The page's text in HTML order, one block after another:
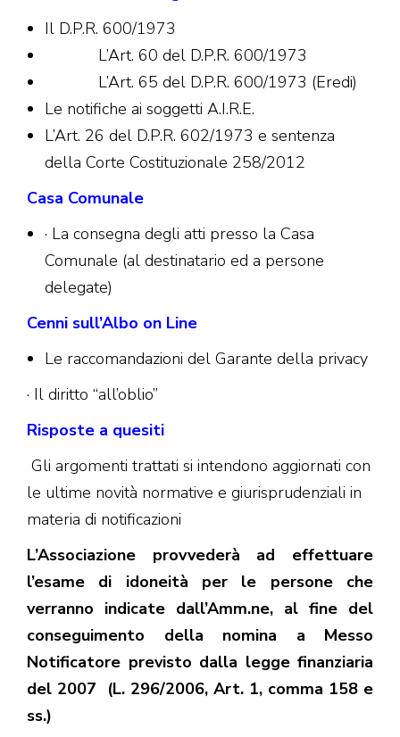
Il D.P.R. 600/1973
L’Art. 60 del D.P.R. 600/1973
L’Art. 65 del D.P.R. 600/1973 (Eredi)
Le notifiche ai soggetti A.I.R.E.
L’Art. 26 del D.P.R. 602/1973 e sentenza
della Corte Costituzionale 258/2012
Casa Comunale
· La consegna degli atti presso la Casa
Comunale (al destinatario ed a persone
delegate)
Cenni sull’Albo on Line
Le raccomandazioni del Garante della privacy
· Il diritto “all’oblio”
Risposte a quesiti
Gli argomenti trattati si intendono aggiornati con
le ultime novità normative e giurisprudenziali in
materia di notificazioni
L’Associazione provvederà ad effettuare
l’esame di idoneità per le persone che
verranno indicate dall’Amm.ne, al fine del
conseguimento della nomina a Messo
Notificatore previsto dalla legge finanziaria
del 2007 (L. 296/2006, Art. 1, comma 158 e
ss.)